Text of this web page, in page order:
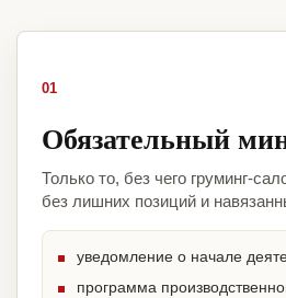
01
Обязательный
Только то, без чего груминг-
без лишних позиций и
уведомление о начале
программа